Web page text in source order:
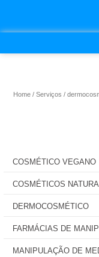
Home Serviços
COSMÉTICO VEGANO
COSMÉTICOS
DERMOCOSMÉTICO
FARMÁCIAS DE
MANIPULAÇÃO DE